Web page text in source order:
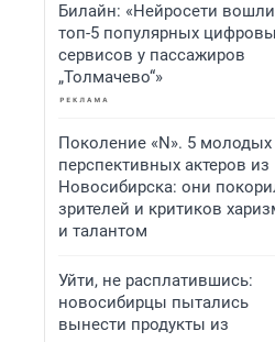
Билайн: «Нейросети
топ-5 популярных
сервисов у пассажиров
„Толмачево“»
Поколение «N». 5 молодых
перспективных актеров из
Новосибирска: они
зрителей и критиков
и талантом
Уйти, не расплатившись:
новосибирцы пытались
вынести продукты из